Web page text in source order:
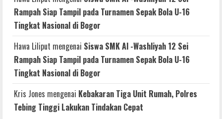
Rampah Siap Tampil pada Turnamen Sepak Bola U-16
Tingkat Nasional di Bogor
Hawa Liliput mengenai Siswa SMK Al -Washliyah 12 Sei
Rampah Siap Tampil pada Turnamen Sepak Bola U-16
Tingkat Nasional di Bogor
Kris Jones mengenai Kebakaran Tiga Unit Rumah, Polres
Tebing Tinggi Lakukan Tindakan Cepat